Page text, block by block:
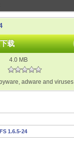
载
4.0 MB
adware and viruses
1.6.5-24